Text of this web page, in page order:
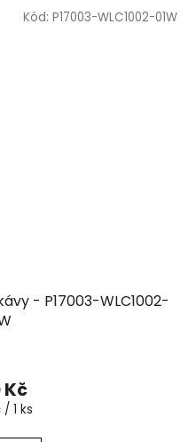
- P17003-WLC1002-
Kč
1 ks
Kód: P17003-WLC1002-01W